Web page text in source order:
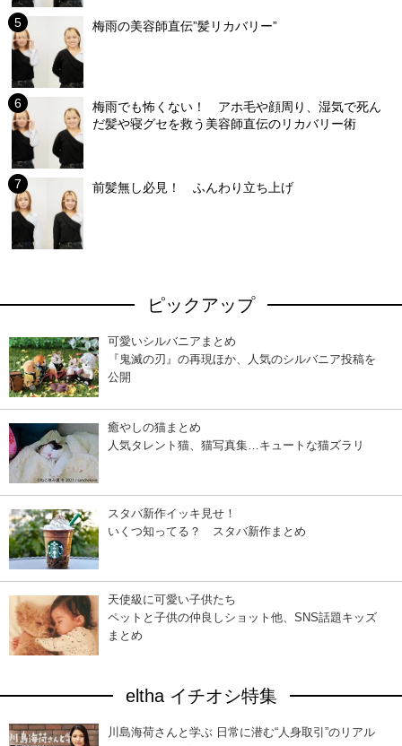
梅雨の美容師直伝”髪リカバリー”
梅雨でも怖くない！ アホ毛や顔周り、湿気で死ん
だ髪や寝グセを救う美容師直伝のリカバリー術
前髪無し必見！ ふんわり立ち上げ
ピックアップ
可愛いシルバニアまとめ
『鬼滅の刃』の再現ほか、人気のシルバニア投稿を
公開
癒やしの猫まとめ
人気タレント猫、猫写真集…キュートな猫ズラリ
スタバ新作イッキ見せ！
いくつ知ってる？ スタバ新作まとめ
天使級に可愛い子供たち
ペットと子供の仲良しショット他、SNS話題キッズ
まとめ
eltha イチオシ特集
川島海荷さんと学ぶ 日常に潜む“人身取引”のリアル